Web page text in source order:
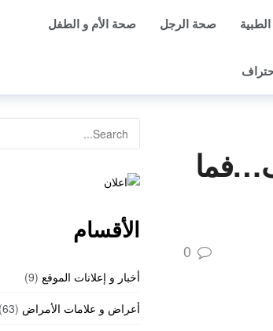
صحة الرجل صحة الأم و الطفل
0
الأقسام
أخبار و إعلانات الموقع (9)
أعراض و علامات الأمراض (63)